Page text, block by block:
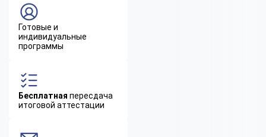
Готовые и
индивидуальные
программы
Бесплатная пересдача
итоговой аттестации